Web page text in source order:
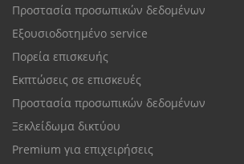
Προστασία προσωπικών δεδομένων
Εξουσιοδοτημένο service
Πορεία επισκευής
Εκπτώσεις σε επισκευές
Προστασία προσωπικών δεδομένων
Ξεκλείδωμα δικτύου
Premium για επιχειρήσεις